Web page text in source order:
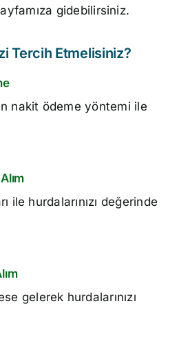
gidebilirsiniz.
Tercih Etmelisiniz?
nakit ödeme yöntemi ile
ile hurdalarınızı değerinde
gelerek hurdalarınızı